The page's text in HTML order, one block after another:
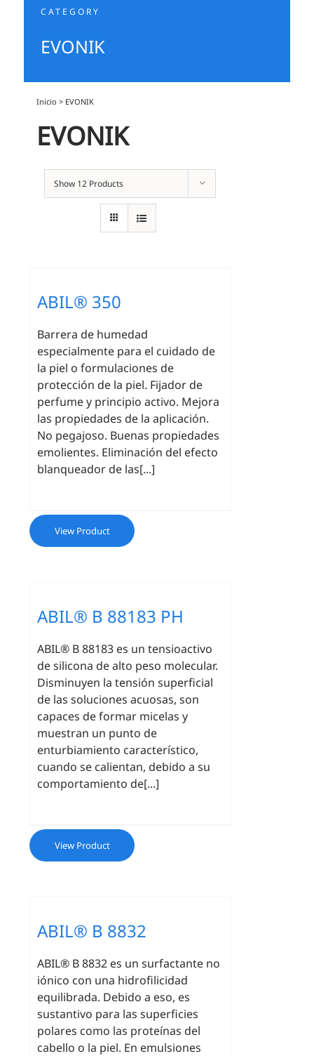
CATEGORY
EVONIK
Inicio > EVONIK
EVONIK
Show 12 Products
ABIL® 350
Barrera de humedad
especialmente para el cuidado de
la piel o formulaciones de
protección de la piel. Fijador de
perfume y principio activo. Mejora
las propiedades de la aplicación.
No pegajoso. Buenas propiedades
emolientes. Eliminación del efecto
blanqueador de las[...]
View Product
ABIL® B 88183 PH
ABIL® B 88183 es ​​un tensioactivo
de silicona de alto peso molecular.
Disminuyen la tensión superficial
de las soluciones acuosas, son
capaces de formar micelas y
muestran un punto de
enturbiamiento característico,
cuando se calientan, debido a su
comportamiento de[...]
View Product
ABIL® B 8832
ABIL® B 8832 es un surfactante no
iónico con una hidrofilicidad
equilibrada. Debido a eso, es
sustantivo para las superficies
polares como las proteínas del
cabello o la piel. En emulsiones